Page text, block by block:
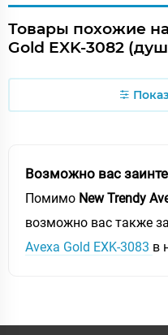
Товары похожие
Gold EXK-3082
Возможно вас
Помимо New Trendy
возможно вас также
Avexa Gold EXK-3083 в